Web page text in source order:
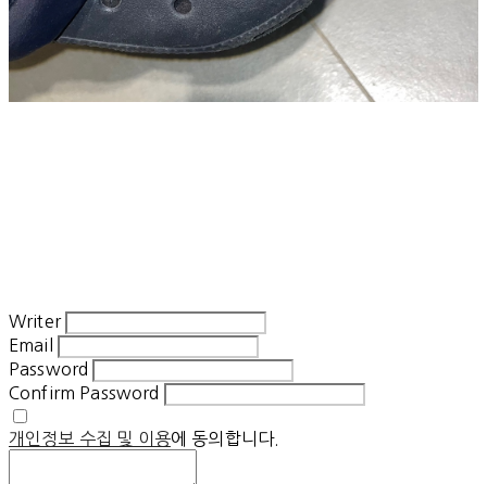
Writer
Email
Password
Confirm Password
개인정보 수집 및 이용에 동의합니다.